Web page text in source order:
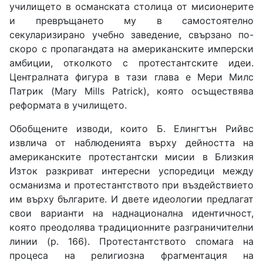
училището в османската столица от мисионерите
и превръщането му в самостоятелно
секуларизирано учебно заведение, свързано по-
скоро с пропагандата на американските имперски
амбиции, отколкото с протестантските идеи.
Централната фигура в тази глава е Мери Милс
Патрик (Mary Mills Patrick), която осъществява
реформата в училището.
Обобщените изводи, които Б. Елингтън Рийвс
извлича от наблюденията върху дейността на
американските протестантски мисии в Близкия
Изток разкриват интересни успоредици между
османизма и протестантството при въздействието
им върху българите. И двете идеологии предлагат
свои варианти на наднационална идентичност,
която преодолява традиционните разграничителни
линии (p. 166). Протестантството спомага на
процеса на религиозна фрагментация на